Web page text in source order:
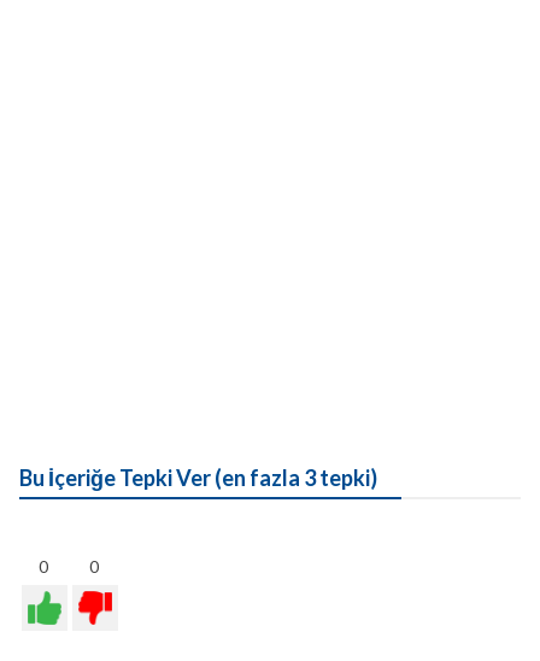
Bu İçeriğe Tepki Ver (en fazla 3 tepki)
0 0